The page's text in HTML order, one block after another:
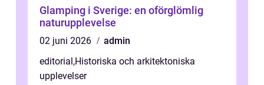
Glamping i Sverige: en oförglömlig
naturupplevelse
02 juni 2026
admin
editorial,Historiska och arkitektoniska
upplevelser